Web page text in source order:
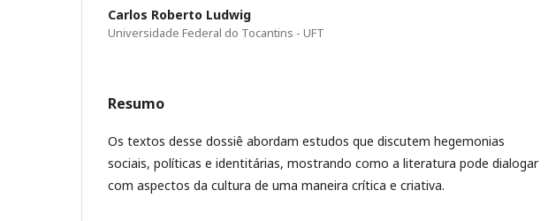
Carlos Roberto Ludwig
Universidade Federal do Tocantins - UFT
Resumo
Os textos desse dossiê abordam estudos que discutem hegemonias
sociais, políticas e identitárias, mostrando como a literatura pode dialogar
com aspectos da cultura de uma maneira crítica e criativa.